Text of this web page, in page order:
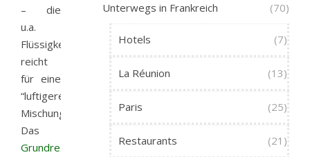
– die
u.a.
Flüssigkeitsmenge
reicht
für eine
“luftigere”
Mischung.
Das
Grundrezept
Unterwegs in Frankreich (70)
Hotels (7)
La Réunion (13)
Paris (25)
Restaurants (21)